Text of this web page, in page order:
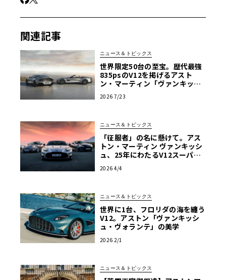
関連記事
ニュース＆トピックス
世界限定50台の至宝。歴代最強
835psのV12を掲げるアスト
ン・マーティン「ヴァンキッシ
2026 7/23
ニュース＆トピックス
「征服者」の名に懸けて。アス
トン・マーティン ヴァンキッシ
ュ、25年にわたるV12スーパー
2026 4/4
ニュース＆トピックス
世界に1台、フロリダの海を纏う
V12。アストン「ヴァンキッシ
ュ・ヴォランテ」の美学
2026 2/1
ニュース＆トピックス